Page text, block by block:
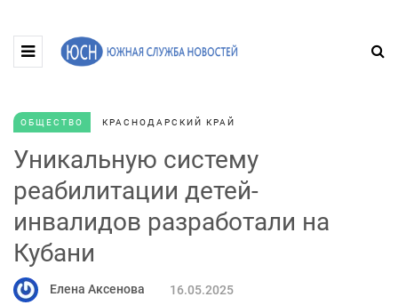
ОБЩЕСТВО КРАСНОДАРСКИЙ КРАЙ
Уникальную систему
реабилитации детей-
инвалидов разработали на
Кубани
Елена Аксенова 16.05.2025